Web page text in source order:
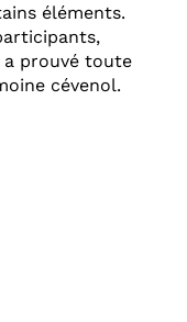
éléments.
a prouvé toute
cévenol.